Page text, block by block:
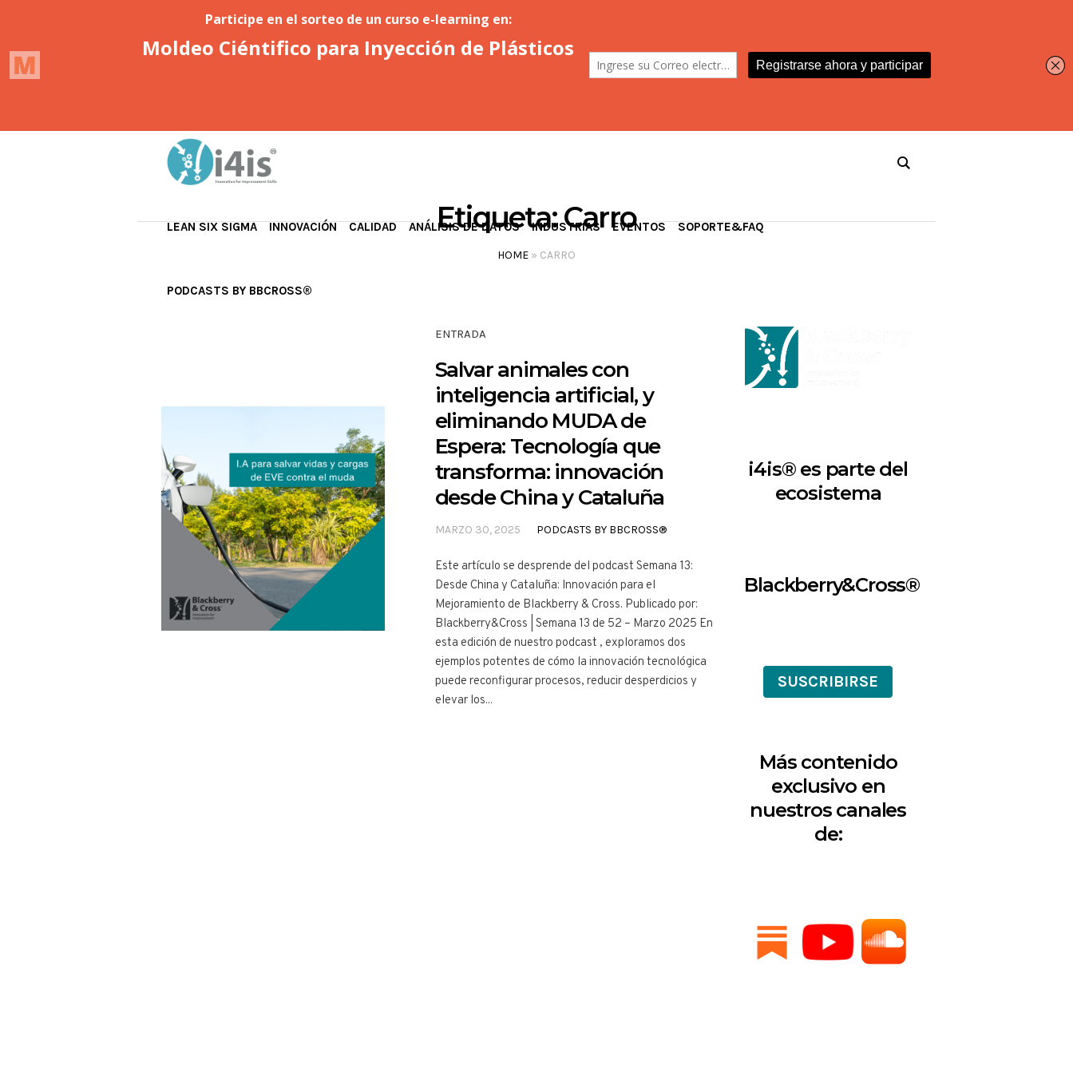
LEAN SIX SIGMA INNOVACIÓN CALIDAD ANÁLISIS DE DATOS INDUSTRIAS EVENTOS SOPORTE&FAQ
PODCASTS BY BBCROSS®
Etiqueta:Carro
HOME » CARRO
ENTRADA
Salvar animales con
inteligencia artificial, y
eliminando MUDA de
Espera: Tecnología que
transforma: innovación
desde China y Cataluña
MARZO 30, 2025 PODCASTS BY BBCROSS®
Este artículo se desprende del podcast Semana 13:
Desde China y Cataluña: Innovación para el
Mejoramiento de Blackberry & Cross. Publicado por:
Blackberry&Cross | Semana 13 de 52 – Marzo 2025 En
esta edición de nuestro podcast , exploramos dos
ejemplos potentes de cómo la innovación tecnológica
puede reconfigurar procesos, reducir desperdicios y
elevar los...
i4is® es parte del
ecosistema
Blackberry&Cross®
SUSCRIBIRSE
Más contenido
exclusivo en
nuestros canales
de: